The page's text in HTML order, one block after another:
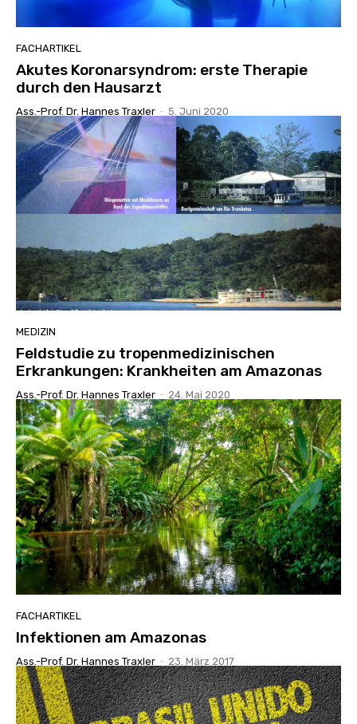
FACHARTIKEL
Akutes Koronarsyndrom: erste Therapie
durch den Hausarzt
Ass.-Prof. Dr. Hannes Traxler - 5. Juni 2020
MEDIZIN
Feldstudie zu tropenmedizinischen
Erkrankungen: Krankheiten am Amazonas
Ass.-Prof. Dr. Hannes Traxler - 24. Mai 2020
FACHARTIKEL
Infektionen am Amazonas
Ass.-Prof. Dr. Hannes Traxler - 23. März 2017